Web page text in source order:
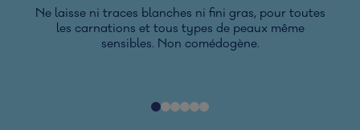
Ne laisse ni traces blanches ni fini gras, pour toutes
les carnations et tous types de peaux même
sensibles. Non comédogène.